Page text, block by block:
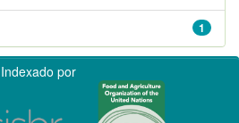
1
Indexado por